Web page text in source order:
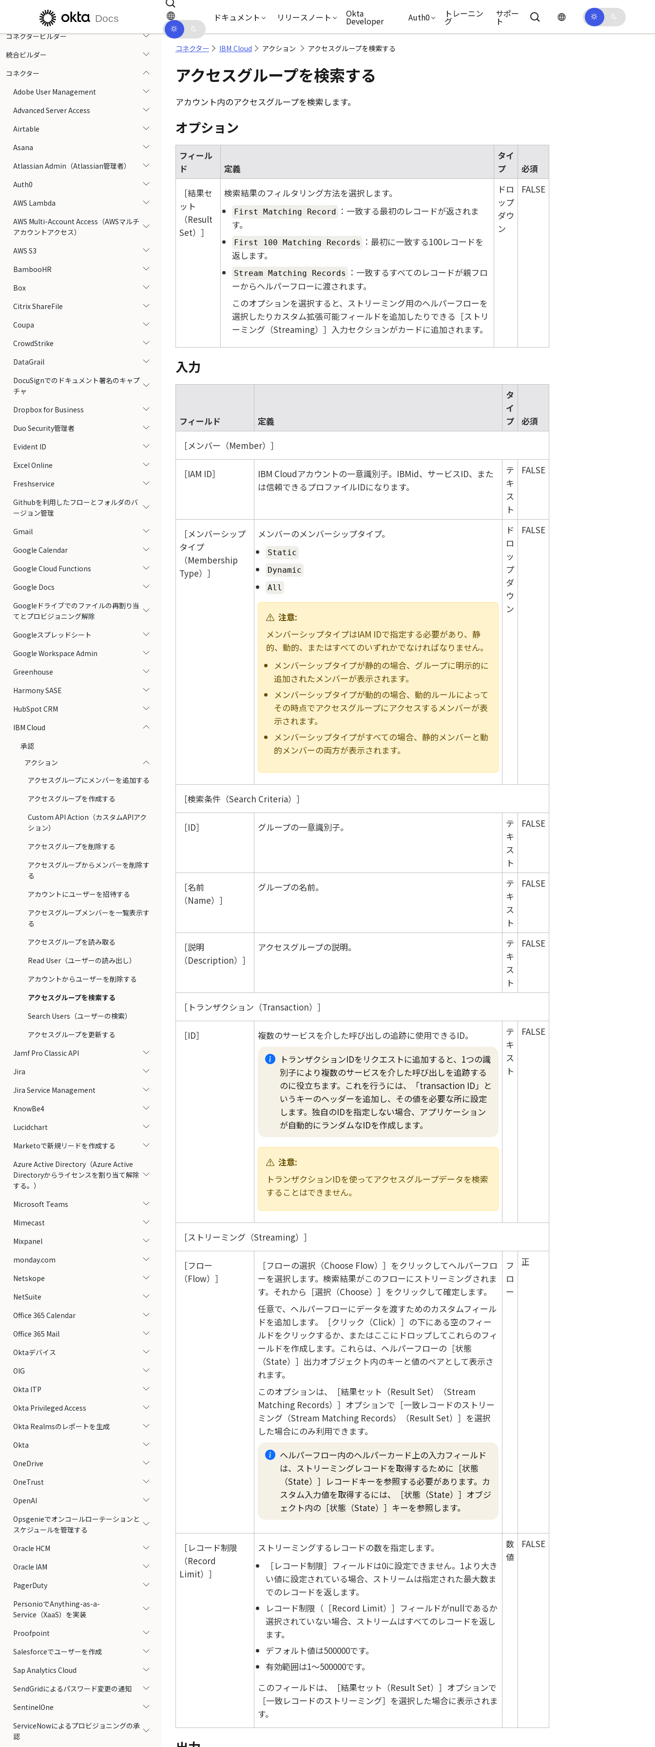
メインコンテンツにスキップ ドキュメントナビゲーションにスキップ
Docs ドキュメント リリースノート Okta
Developer Auth0 トレーニン
グ
サポー
ト
フローの実行
コネクタービルダー
統合ビルダー
コネクター
Adobe User Management
Advanced Server Access
Airtable
Asana
Atlassian Admin（Atlassian管理者）
Auth0
AWS Lambda
AWS Multi-Account Access（AWSマルチ
アカウントアクセス）
AWS S3
BambooHR
Box
Citrix ShareFile
Coupa
CrowdStrike
DataGrail
DocuSignでのドキュメント署名のキャプ
チャ
Dropbox for Business
Duo Security管理者
Evident ID
Excel Online
Freshservice
Githubを利用したフローとフォルダのバ
ージョン管理
Gmail
Google Calendar
Google Cloud Functions
Google Docs
Googleドライブでのファイルの再割り当
てとプロビジョニング解除
Googleスプレッドシート
Google Workspace Admin
Greenhouse
Harmony SASE
HubSpot CRM
IBM Cloud
承認
アクション
アクセスグループにメンバーを追加する
アクセスグループを作成する
Custom API Action（カスタムAPIアク
ション）
アクセスグループを削除する
アクセスグループからメンバーを削除す
る
アカウントにユーザーを招待する
アクセスグループメンバーを一覧表示す
る
アクセスグループを読み取る
Read User（ユーザーの読み出し）
アカウントからユーザーを削除する
アクセスグループを検索する
Search Users（ユーザーの検索）
アクセスグループを更新する
Jamf Pro Classic API
Jira
Jira Service Management
KnowBe4
Lucidchart
Marketoで新規リードを作成する
Azure Active Directory（Azure Active
Directoryからライセンスを割り当て解除
する。）
Microsoft Teams
Mimecast
Mixpanel
monday.com
Netskope
NetSuite
Office 365 Calendar
Office 365 Mail
Oktaデバイス
OIG
Okta ITP
Okta Privileged Access
Okta Realmsのレポートを生成
Okta
OneDrive
OneTrust
OpenAI
Opsgenieでオンコールローテーションと
スケジュールを管理する
Oracle HCM
Oracle IAM
PagerDuty
PersonioでAnything-as-a-
Service（XaaS）を実装
Proofpoint
Salesforceでユーザーを作成
Sap Analytics Cloud
SendGridによるパスワード変更の通知
SentinelOne
ServiceNowによるプロビジョニングの承
認
コネクター IBM Cloud アクション アクセスグループを検索する
アクセスグループを検索する
アカウント内のアクセスグループを検索します。
オプション
フィール
ド
定義
タイ
プ
必須
結果セ
ット
（Result
Set）
検索結果のフィルタリング方法を選択します。
First Matching Record
：一致する最初のレコードが返されま
す。
First 100 Matching Records
：最初に一致する100レコードを
返します。
Stream Matching Records
：一致するすべてのレコードが親フロ
ーからヘルパーフローに渡されます。
このオプションを選択すると、ストリーミング用のヘルパーフローを
選択したりカスタム拡張可能フィールドを追加したりできる
ストリ
ーミング（Streaming）
入力セクションがカードに追加されます。
ドロ
ップ
ダウ
ン
FALSE
入力
フィールド 定義
タ
イ
プ
必須
メンバー（Member）
IAM ID
IBM Cloudアカウントの一意識別子。IBMid、サービスID、また
は信頼できるプロファイルIDになります。
テ
キ
ス
ト
FALSE
メンバーシップ
タイプ
（Membership
Type）
メンバーのメンバーシップタイプ。
Static
Dynamic
All
注意:
メンバーシップタイプはIAM IDで指定する必要があり、静
的、動的、またはすべてのいずれかでなければなりません。
メンバーシップタイプが静的の場合、グループに明示的に
追加されたメンバーが表示されます。
メンバーシップタイプが動的の場合、動的ルールによって
その時点でアクセスグループにアクセスするメンバーが表
示されます。
メンバーシップタイプがすべての場合、静的メンバーと動
的メンバーの両方が表示されます。
ド
ロ
ッ
プ
ダ
ウ
ン
FALSE
検索条件（Search Criteria）
ID グループの一意識別子。
テ
キ
ス
ト
FALSE
名前
（Name）
グループの名前。
テ
キ
ス
ト
FALSE
説明
（Description）
アクセスグループの説明。
テ
キ
ス
ト
FALSE
トランザクション（Transaction）
ID
複数のサービスを介した呼び出しの追跡に使用できるID。
トランザクションIDをリクエストに追加すると、1つの識
別子により複数のサービスを介した呼び出しを追跡する
のに役立ちます。これを行うには、「transaction ID」と
いうキーのヘッダーを追加し、その値を必要な所に設定
します。独自のIDを指定しない場合、アプリケーション
が自動的にランダムなIDを作成します。
注意:
トランザクションIDを使ってアクセスグループデータを検索
することはできません。
テ
キ
ス
ト
FALSE
ストリーミング（Streaming）
フロー
（Flow）
フローの選択（Choose Flow）
をクリックしてヘルパーフロ
ーを選択します。検索結果がこのフローにストリーミングされま
す。それから
選択（Choose）
をクリックして確定します。
任意で、ヘルパーフローにデータを渡すためのカスタムフィール
ドを追加します。
クリック（Click）
の下にある空のフィー
ルドをクリックするか、またはここにドロップしてこれらのフィ
ールドを作成します。これらは、ヘルパーフローの
状態
（State）
出力オブジェクト内のキーと値のペアとして表示さ
れます。
このオプションは、
結果セット（Result Set）（Stream
Matching Records）
オプションで
一致レコードのストリー
ミング（Stream Matching Records）（Result Set）
を選択
した場合にのみ利用できます。
ヘルパーフロー内のヘルパーカード上の入力フィールド
は、ストリーミングレコードを取得するために
状態
（State）
レコードキーを参照する必要があります。カ
スタム入力値を取得するには、
状態（State）
オブジ
ェクト内の
状態（State） キーを参照します。
フ
ロ
ー
正
レコード制限
（Record
Limit）
ストリーミングするレコードの数を指定します。
［レコード制限］フィールドは0に設定できません。1より大き
い値に設定されている場合、ストリームは指定された最大数ま
でのレコードを返します。
レコード制限（［Record Limit）］フィールドがnullであるか
選択されていない場合、ストリームはすべてのレコードを返し
ます。
デフォルト値は500000です。
有効範囲は1～500000です。
このフィールドは、
結果セット（Result Set）
オプションで
［一致レコードのストリーミング］を選択した場合に表示されま
す。
数
値
FALSE